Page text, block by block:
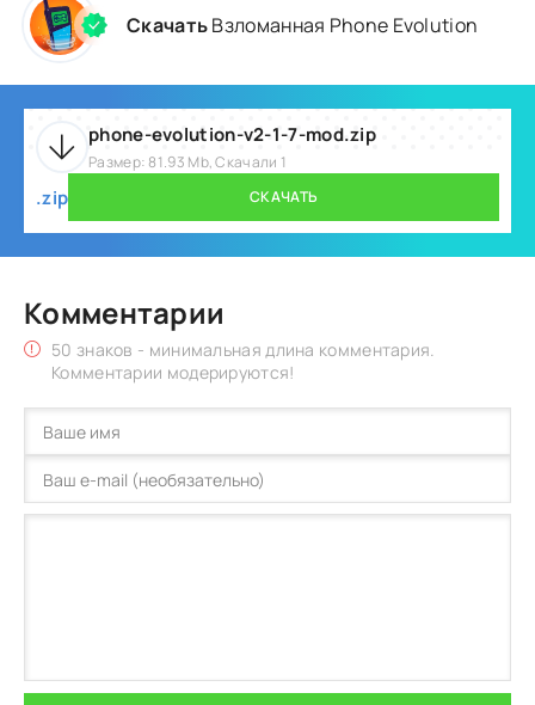
СкачатьВзломанная Phone Evolution
phone-evolution-v2-1-7-mod.zip
Размер: 81.93 Mb, Скачали 1
.zip СКАЧАТЬ
Комментарии
50 знаков - минимальная длина комментария.
Комментарии модерируются!